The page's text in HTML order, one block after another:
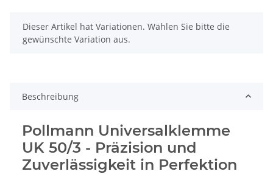
x
Dieser Artikel hat Variationen. Wählen Sie bitte die
gewünschte Variation aus.
Beschreibung
Pollmann Universalklemme
UK 50/3 - Präzision und
Zuverlässigkeit in Perfektion